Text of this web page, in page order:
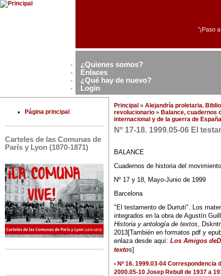
"¡Paso
¿Quienes somos?
Enlaces
¿Qué hay de nuevo?
Login
Página principal
Carteles de las Comunas de
París y Lyon (1870-1871)
Principal » Alejandría proletaria.
revolucionario » Balance, cuadernos
internacional y de la guerra de España
Nº 17-18. 1999.05-06 El
BALANCE
Cuadernos de historia del
Nº 17 y 18, Mayo-Junio de 1999
Barcelona
"El testamento de Durruti". Los
integrados en la obra de Agustín
Historia y antología de textos ,
2013[También en formatos pdf y
enlaza desde aquí: Los Amigos
textos]
‹ Nº 16. 1999.03-04 Correspondencia
2000.05-10 Josep Rebull de 1937 a